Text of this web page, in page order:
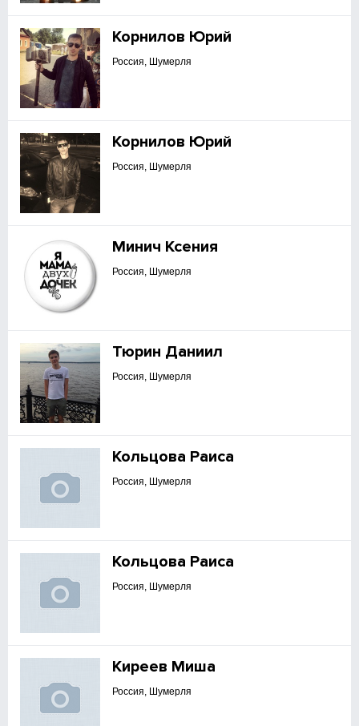
Корнилов Юрий
Россия, Шумерля
Корнилов Юрий
Россия, Шумерля
Минич Ксения
Россия, Шумерля
Тюрин Даниил
Россия, Шумерля
Кольцова Раиса
Россия, Шумерля
Кольцова Раиса
Россия, Шумерля
Киреев Миша
Россия, Шумерля